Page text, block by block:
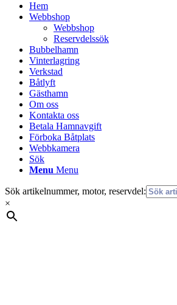
Hem
Webbshop
Webbshop
Reservdelssök
Bubbelhamn
Vinterlagring
Verkstad
Båtlyft
Gästhamn
Om oss
Kontakta oss
Betala Hamnavgift
Förboka Båtplats
Webbkamera
Sök
Menu Menu
Sök artikelnummer, motor, reservdel:
×